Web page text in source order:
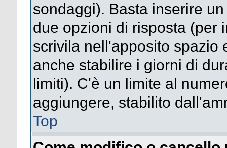
sondaggi). Basta inserire
due opzioni di risposta (per
scrivila nell'apposito spazio
anche stabilire i giorni di
limiti). C'è un limite al
aggiungere, stabilito
Top